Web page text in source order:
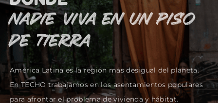
para el futuro
En TECHO, la juventud es el motor de nuestra misión.
Creemos en el poder transformador de los jóvenes
como actores clave en la lucha por un país más justo y
equitativo. A través del voluntariado, cultivamos líderes
con conciencia social, comprometidos con la